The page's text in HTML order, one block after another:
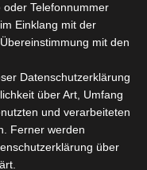
(CA)
oder Telefonnummer
Einklang mit der
mit den
Datenschutzerklärung
über Art, Umfang
und verarbeiteten
Ferner werden
über